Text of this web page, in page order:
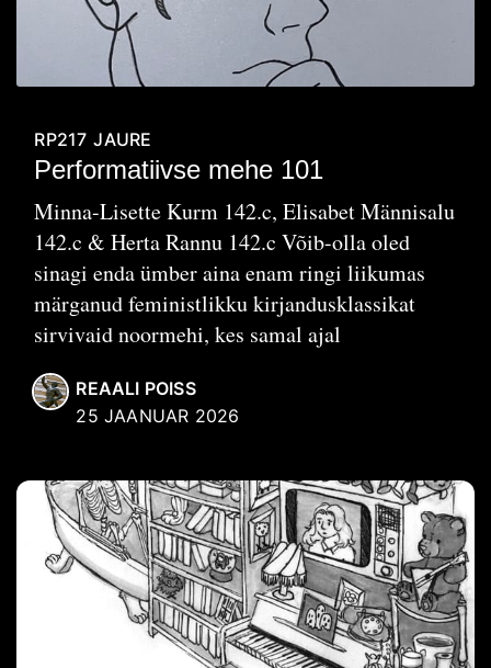
RP217 JAURE
Performatiivse mehe 101
Minna-Lisette Kurm 142.c, Elisabet Männisalu
142.c & Herta Rannu 142.c Võib-olla oled
sinagi enda ümber aina enam ringi liikumas
märganud feministlikku kirjandusklassikat
sirvivaid noormehi, kes samal ajal
REAALI POISS
25 JAANUAR 2026